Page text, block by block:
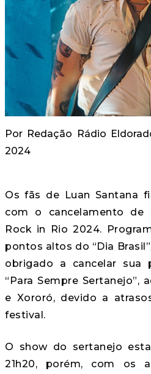
Por Redação Rádio
2024
Os fãs de Luan Santana
com o cancelamento de
Rock in Rio 2024.
pontos altos do “Dia
obrigado a cancelar sua
“Para Sempre Sertanejo”,
e Xororó, devido a
festival.
O show do sertanejo
21h20, porém, com os